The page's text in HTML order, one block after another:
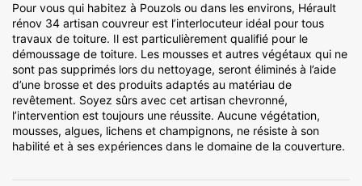
Pour vous qui habitez à Pouzols ou dans les environs, Hérault
rénov 34 artisan couvreur est l’interlocuteur idéal pour tous
travaux de toiture. Il est particulièrement qualifié pour le
démoussage de toiture. Les mousses et autres végétaux qui ne
sont pas supprimés lors du nettoyage, seront éliminés à l’aide
d’une brosse et des produits adaptés au matériau de
revêtement. Soyez sûrs avec cet artisan chevronné,
l’intervention est toujours une réussite. Aucune végétation,
mousses, algues, lichens et champignons, ne résiste à son
habilité et à ses expériences dans le domaine de la couverture.